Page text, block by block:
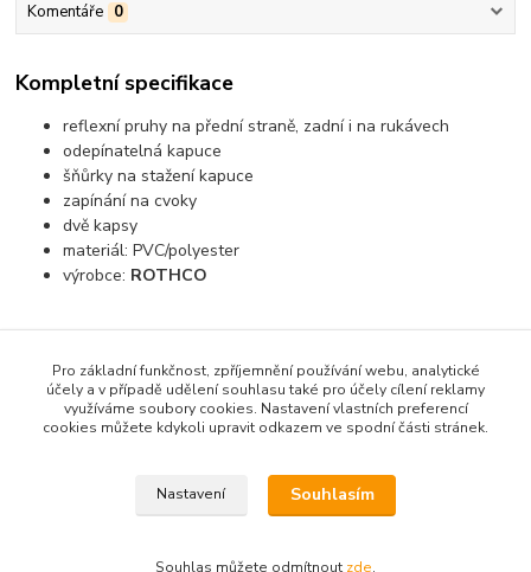
Komentáře 0
Kompletní specifikace
reflexní pruhy na přední straně, zadní i na rukávech
odepínatelná kapuce
šňůrky na stažení kapuce
zapínání na cvoky
dvě kapsy
materiál: PVC/polyester
výrobce: ROTHCO
Zboží zařazeno v kategoriích
VYBAVENÍ POZEMNÍ PERSONÁL
Pro základní funkčnost, zpříjemnění používání webu, analytické
účely a v případě udělení souhlasu také pro účely cílení reklamy
využíváme soubory cookies. Nastavení vlastních preferencí
cookies můžete kdykoli upravit odkazem ve spodní části stránek.
Nastavení Souhlasím
Souhlas můžete odmítnout zde.